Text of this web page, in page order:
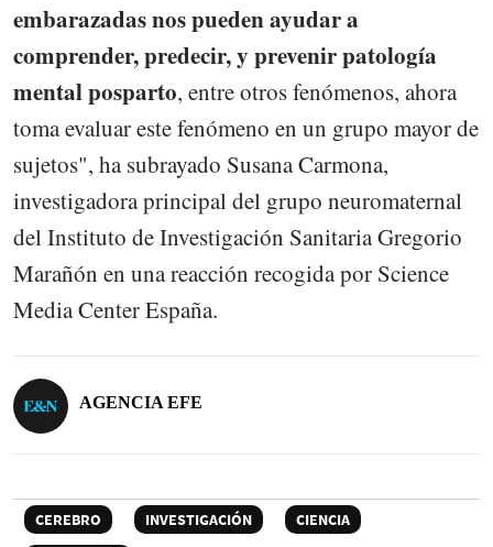
embarazadas nos pueden ayudar a
comprender, predecir, y prevenir patología
mental posparto, entre otros fenómenos, ahora
toma evaluar este fenómeno en un grupo mayor de
sujetos", ha subrayado Susana Carmona,
investigadora principal del grupo neuromaternal
del Instituto de Investigación Sanitaria Gregorio
Marañón en una reacción recogida por Science
Media Center España.
AGENCIA EFE
CEREBRO INVESTIGACIÓN
CIENCIA